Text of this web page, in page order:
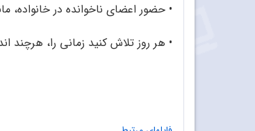
• حضور اعضای ناخوانده در خانواده،
• هر روز تلاش کنید زمانی را،